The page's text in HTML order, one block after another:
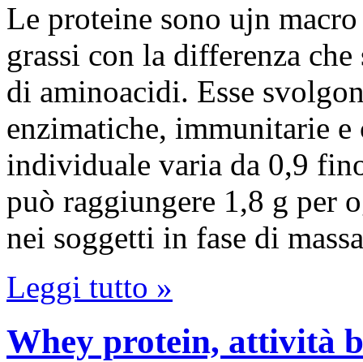
Le proteine sono ujn
grassi con la differenza
di aminoacidi. Esse
enzimatiche, immunitarie
individuale varia da 0,9
può raggiungere 1,8 g per
nei soggetti in fase di
Leggi tutto »
Whey protein, attività